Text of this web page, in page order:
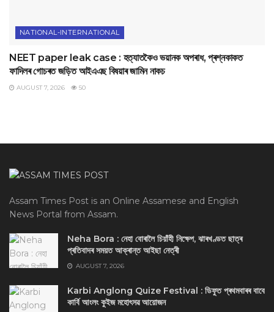
NATIONAL-INTERNATIONAL
NEET paper leak case : হত্যাতকৈও ভয়ানক অপৰাধ, প্ৰশ্নকাকত
ফাদিলৰ গোচৰত জড়িত আইএএছ বিষয়াৰ জামিন নাকচ
AUGUST 7, 2026 50
Assam Times Post is an Online Assamese and English
News Portal from Assam.
Neha Bora : নেহা বোৰালৈ চিয়াঁহী নিক্ষেপ, ঝাৰখণ্ডত ছাত্ৰ
প্ৰতিবাদৰ সময়ত আক্ৰান্ত আইছা নেত্ৰী
AUGUST 7, 2026
Karbi Anglong Quize Festival : ডিফুত প্ৰথমবাৰৰ বাবে
কাৰ্বি আংলং কুইজ মহোৎসৱ আয়োজন